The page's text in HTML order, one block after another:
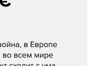
«Наше сердце